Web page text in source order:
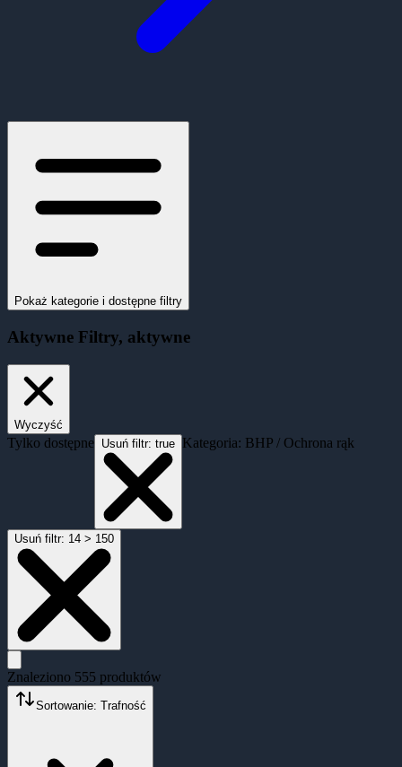
Pokaż kategorie i dostępne filtry
Aktywne Filtry, aktywne
Wyczyść
Tylko dostępne Usuń filtr: true Kategoria: BHP / Ochrona rąk
Usuń filtr: 14 > 150
Znaleziono 555 produktów
Sortowanie: Trafność